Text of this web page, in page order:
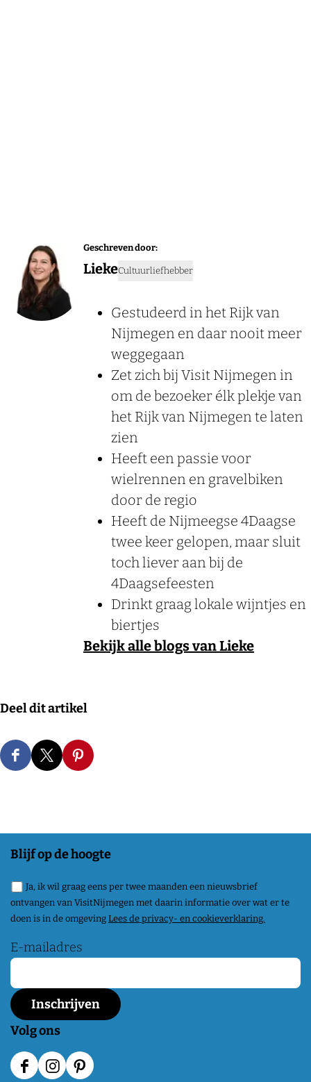
Geschreven door:
LiekeCultuurliefhebber
Gestudeerd in het Rijk van
Nijmegen en daar nooit meer
weggegaan
Zet zich bij Visit Nijmegen in
om de bezoeker élk plekje van
het Rijk van Nijmegen te laten
zien
Heeft een passie voor
wielrennen en gravelbiken
door de regio
Heeft de Nijmeegse 4Daagse
twee keer gelopen, maar sluit
toch liever aan bij de
4Daagsefeesten
Drinkt graag lokale wijntjes en
biertjes
Bekijk alle blogs van Lieke
Deel dit artikel
D
d
z
e
a
i
n
a
o
p
D
d
z
e
a
a
o
p
d
z
e
a
o
p
Blijf op de hoogte
Ja, ik wil graag eens per twee maanden een nieuwsbrief
ontvangen van VisitNijmegen met daarin informatie over wat er te
doen is in de omgeving Lees de privacy- en cookieverklaring.
E-mailadres
Volg ons
F I P